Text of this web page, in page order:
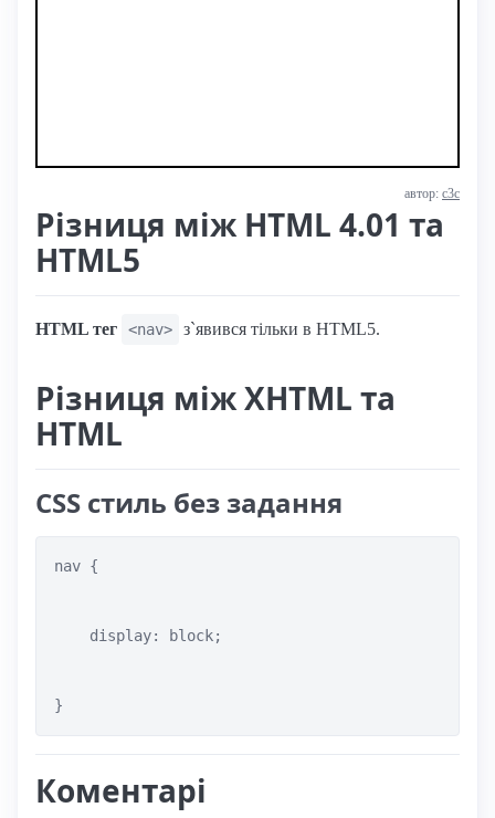
автор: с3с
Різниця між HTML 4.01 та
HTML5
HTML тег <nav> з`явився тільки в HTML5.
Різниця між XHTML та
HTML
CSS стиль без задання
nav {
    display: block;
}
Коментарі